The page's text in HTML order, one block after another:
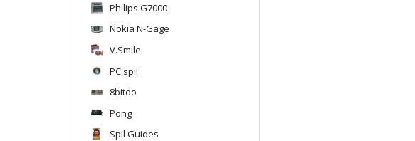
Philips G7000
Nokia N-Gage
V.Smile
PC spil
8bitdo
Pong
Spil Guides